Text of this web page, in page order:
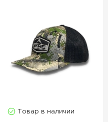
Товар в наличии